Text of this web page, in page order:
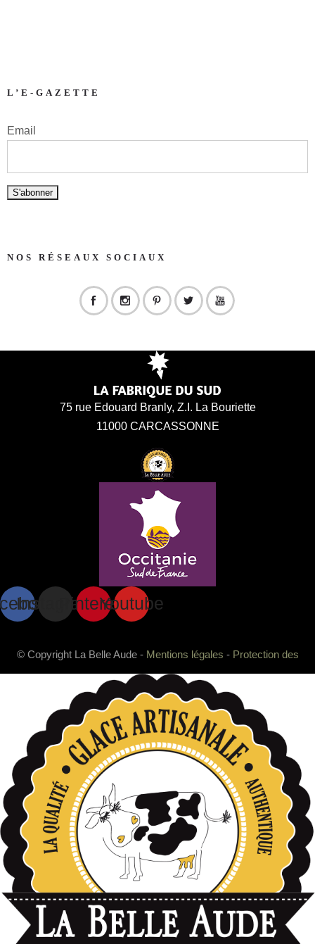
L’E-GAZETTE
Email
NOS RÉSEAUX SOCIAUX
75 rue Edouard Branly, Z.I. La Bouriette
11000 CARCASSONNE
InstagramPinterestYoutube
© Copyright La Belle Aude - Mentions légales - Protection des
données